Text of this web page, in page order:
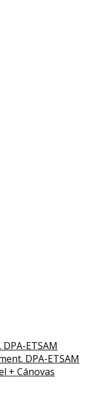
ETSAM
DPA-ETSAM
+ Cánovas